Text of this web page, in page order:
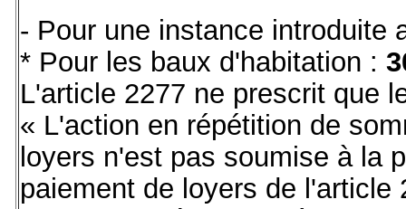
- Pour une instance introduite
* Pour les baux d'habitation :
L'article 2277 ne prescrit que
« L'action en répétition de
loyers n'est pas soumise à la
paiement de loyers de